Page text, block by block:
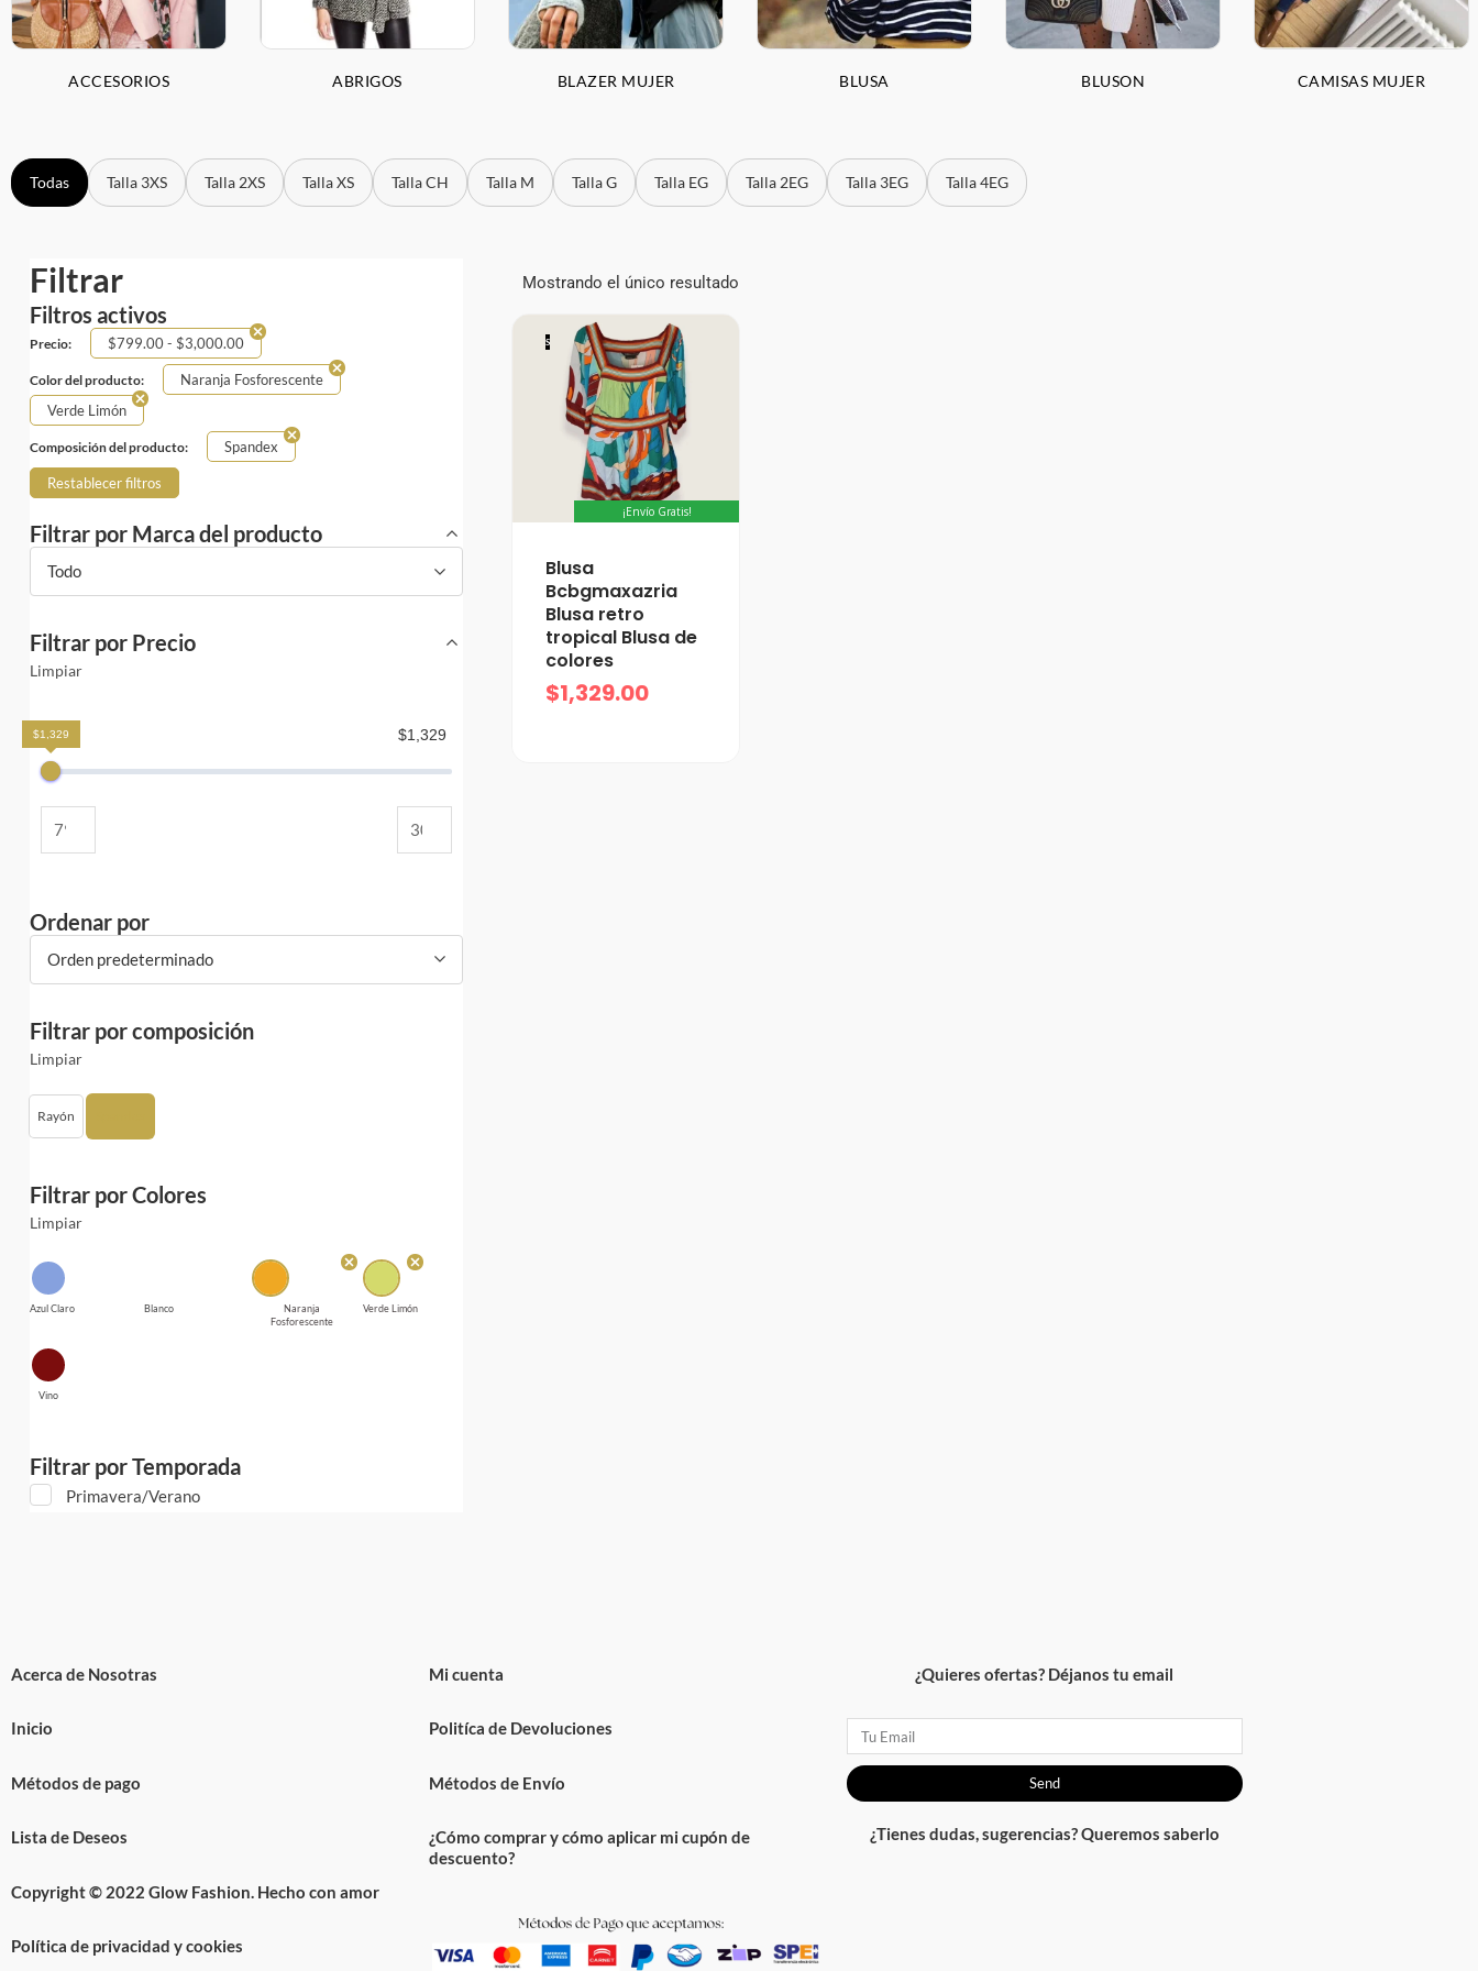
ACCESORIOS ABRIGOS BLAZER MUJER BLUSA BLUSON CAMISAS MUJER
Todas Talla 3XS Talla 2XS Talla XS Talla CH Talla M Talla G Talla EG Talla 2EG Talla 3EG Talla 4EG
Filtrar
Filtros activos
Precio: $799.00- $3,000.00
Color del producto:
Naranja Fosforescente
Verde Limón
Composición del producto: Spandex
Restablecer filtros
Filtrar por Marca del producto
Todo
Filtrar por Precio
Limpiar
$1,329
$1,329
Ordenar por
Orden predeterminado
Filtrar por composición
Limpiar
Rayón
Filtrar por Colores
Limpiar
Azul Claro Blanco
Naranja
Fosforescente
Verde Limón
Vino
Filtrar por Temporada
Primavera/Verano
Mostrando el único resultado
S
¡Envío Gratis!
Blusa
Bcbgmaxazria
Blusa retro
tropical Blusa de
colores
$1,329.00
Acerca de Nosotras
Inicio
Métodos de pago
Lista de Deseos
Copyright © 2022 Glow Fashion. Hecho con amor
Política de privacidad y cookies
Mi cuenta
Politíca de Devoluciones
Métodos de Envío
¿Cómo comprar y cómo aplicar mi cupón de
descuento?
¿Quieres ofertas? Déjanos tu email
Email
Send
¿Tienes dudas, sugerencias? Queremos saberlo